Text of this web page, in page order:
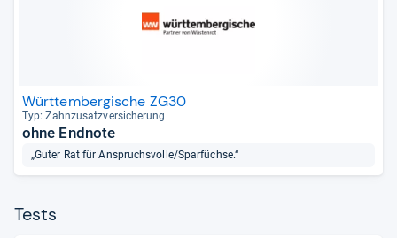
Württembergische ZG30
Typ: Zahn­zu­satz­ver­si­che­rung
ohne Endnote
„Guter Rat für Anspruchsvolle/Sparfüchse.“
Tests